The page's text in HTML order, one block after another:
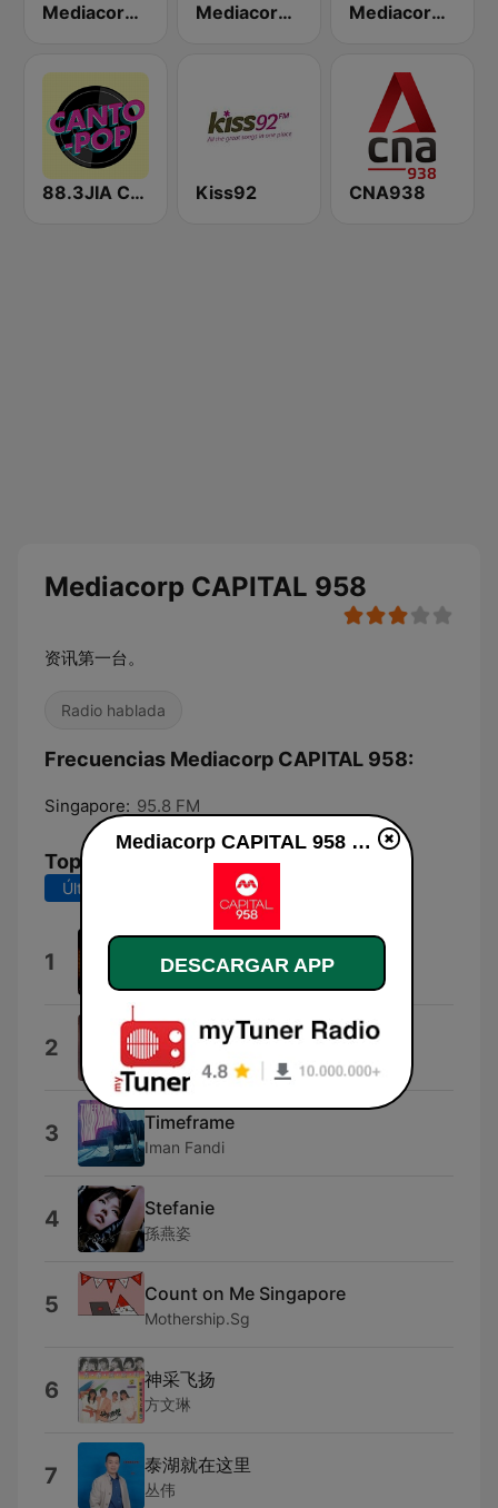
Mediacorp CLASS 95 Mediacorp 987 Mediacorp Warna 942
88.3JIA CANTO POP Kiss92 CNA938
Mediacorp CAPITAL 958
资讯第一台。
Radio hablada
Frecuencias Mediacorp CAPITAL 958:
Singapore: 95.8 FM
Top Canciones
Últimos 7 días Últimos 30 días
1 陈洁仪
2 SOS
黄莺莺
3 Timeframe
Iman Fandi
4 Stefanie
孫燕姿
5 Count on Me Singapore
Mothership.Sg
6 神采飞扬
方文琳
7 泰湖就在这里
丛伟
Mediacorp CAPITAL 958 en línea
DESCARGAR APP